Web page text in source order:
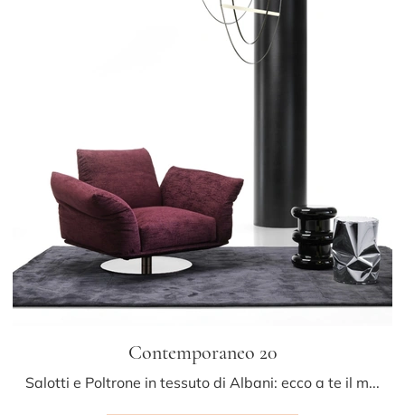
Contemporaneo 20
Salotti e Poltrone in tessuto di Albani: ecco a te il modello Contemporaneo 20 in tessuto per arricchire i tuoi spazi.